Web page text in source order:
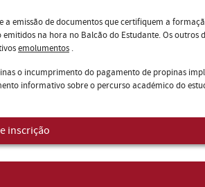
a emissão de documentos que certifiquem a
emitidos na hora no Balcão do Estudante. Os
emolumentos .
o incumprimento do pagamento de propinas
informativo sobre o percurso académico do
inscrição